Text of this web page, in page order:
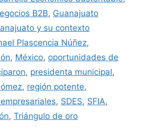
B2B, Guanajuato
y su contexto
Plascencia Núñez,
, México, oportunidades de
, presidenta municipal,
, región potente,
, SDES, SFIA,
, Triángulo de oro